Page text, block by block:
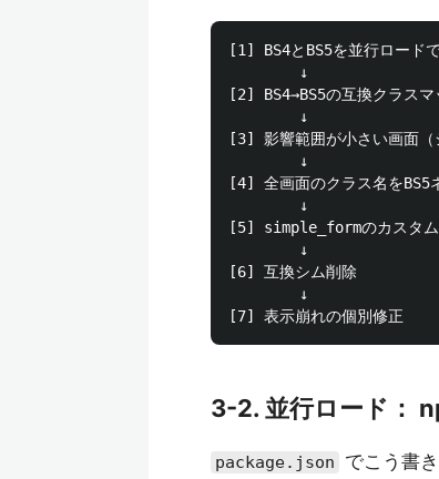
[1] BS4とBS5を並行ロード
        ↓
[2] BS4→BS5の互換クラス
        ↓
[3] 影響範囲が小さい画面（
        ↓
[4] 全画面のクラス名をBS5
        ↓
[5] simple_formのカスタム
        ↓
[6] 互換シム削除
        ↓
3-2. 並行ロード：
package.json でこう書き